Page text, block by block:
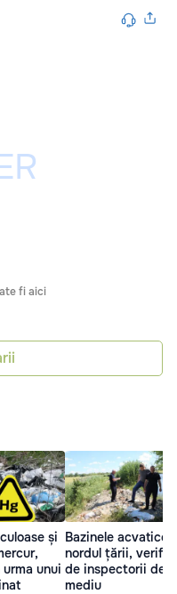
fi aici
și
unui
Bazinele acvatice
nordul țării,
de inspectorii de
mediu